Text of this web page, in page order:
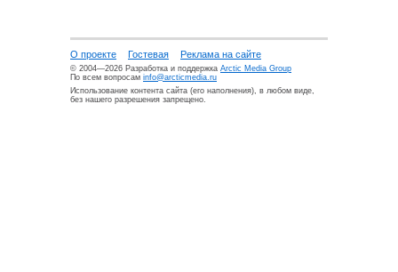
О проекте Гостевая Реклама на сайте
© 2004—2026 Разработка и поддержка Arctic Media Group
По всем вопросам info@arcticmedia.ru
Использование контента сайта (его наполнения), в любом виде,
без нашего разрешения запрещено.